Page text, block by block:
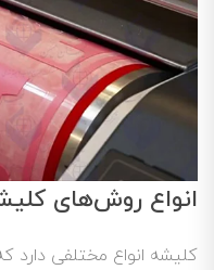
انواع روش‌های
کلیشه انواع مختلفی دارد